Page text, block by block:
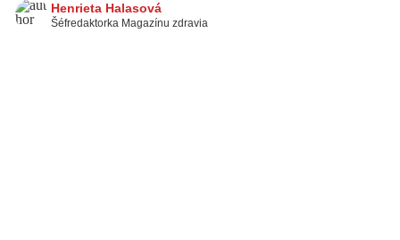
Henrieta Halasová
Šéfredaktorka Magazínu zdravia